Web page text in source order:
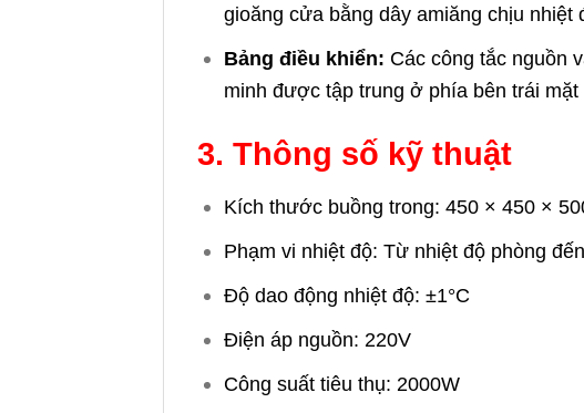
gioăng cửa bằng dây amiăng chịu nhiệt
Bảng điều khiển: Các công tắc nguồn
minh được tập trung ở phía bên trái
3. Thông số kỹ thuật
Kích thước buồng trong: 450 × 450 ×
Phạm vi nhiệt độ: Từ nhiệt độ phòng
Độ dao động nhiệt độ: ±1°C
Điện áp nguồn: 220V
Công suất tiêu thụ: 2000W